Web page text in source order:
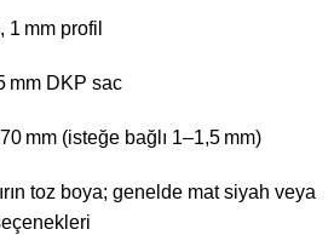
1 mm profil
mm DKP sac
mm (isteğe bağlı 1–1,5 mm)
toz boya; genelde mat siyah veya